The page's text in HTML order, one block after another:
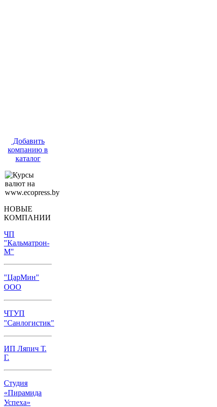
Добавить
компанию в
каталог
НОВЫЕ
КОМПАНИИ
ЧП
"Кальматрон-
М"
"ЦарМин"
ООО
ЧТУП
"Санлогистик"
ИП Ляпич Т.
Г.
Студия
«Пирамида
Успеха»